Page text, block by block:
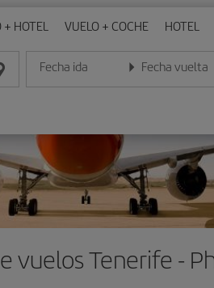
HOTEL VUELO + COCHE HOTEL
Fecha ida
Introduce la fecha en formato día/mes/
Fecha vuelta
Introduce la fecha
vuelos Tenerife -